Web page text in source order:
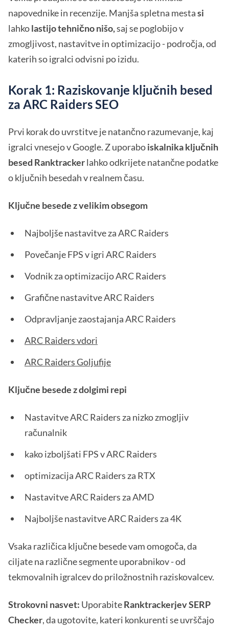
napovednike in recenzije. Manjša spletna mestasi
lahkolastijo tehnično nišo,saj se poglobijo v
zmogljivost, nastavitve in optimizacijo - področja, od
katerih so igralci odvisni po izidu.
Korak 1: Raziskovanje ključnih besed
za ARC Raiders SEO
Prvi korak do uvrstitve je natančno razumevanje, kaj
igralci vnesejo v Google. Z uporaboiskalnika ključnih
besed Ranktrackerlahko odkrijete natančne podatke
o ključnih besedah v realnem času.
Ključne besede z velikim obsegom
Najboljše nastavitve za ARC Raiders
Povečanje FPS v igri ARC Raiders
Vodnik za optimizacijo ARC Raiders
Grafične nastavitve ARC Raiders
Odpravljanje zaostajanja ARC Raiders
ARC Raiders vdori
ARC Raiders Goljufije
Ključne besede z dolgimi repi
Nastavitve ARC Raiders za nizko zmogljiv
računalnik
kako izboljšati FPS v ARC Raiders
optimizacija ARC Raiders za RTX
Nastavitve ARC Raiders za AMD
Najboljše nastavitve ARC Raiders za 4K
Vsaka različica ključne besede vam omogoča, da
ciljate na različne segmente uporabnikov - od
tekmovalnih igralcev do priložnostnih raziskovalcev.
Strokovni nasvet: UporabiteRanktrackerjev SERP
Checker, da ugotovite, kateri konkurenti se uvrščajo